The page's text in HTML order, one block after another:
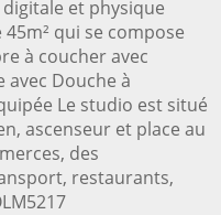
et physique
qui se compose
à coucher avec
avec Douche à
Le studio est situé
ascenseur et place au
des
restaurants,